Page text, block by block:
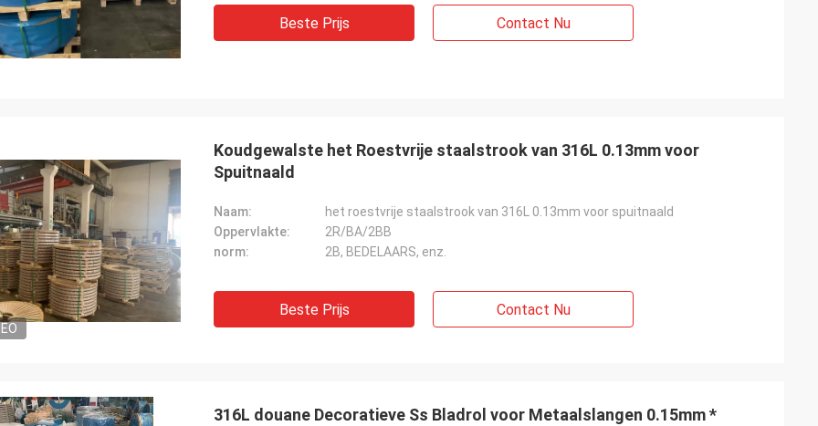
Beste Prijs Contact Nu
Koudgewalste het Roestvrije staalstrook van 316L 0.13mm voor
Spuitnaald
Naam:
het roestvrije staalstrook van 316L 0.13mm voor spuitnaald
Oppervlakte:
2R/BA/2BB
norm:
2B, BEDELAARS, enz.
Beste Prijs Contact Nu
316L douane Decoratieve Ss Bladrol voor Metaalslangen 0.15mm *